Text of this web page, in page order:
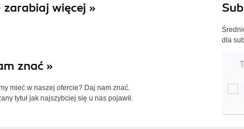
więcej »
znać »
mieć w naszej ofercie? Daj nam znać.
tytuł jak najszybciej się u nas pojawił.
dla